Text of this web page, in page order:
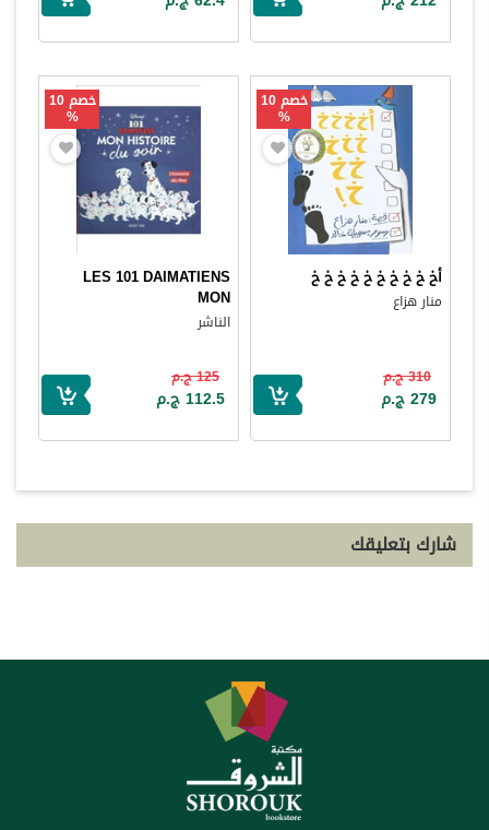
خصم 10
%
أخ خ خ خ خ خ خ خ خ خ
منار هزاع
310 ج.م
279 ج.م
خصم 10
%
LES 101 DAIMATIENS
MON
الناشر
125 ج.م
112.5 ج.م
شارك بتعليقك